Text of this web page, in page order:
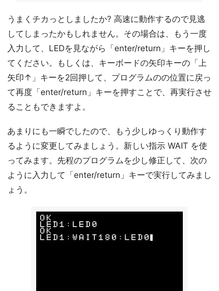
うまくチカっとしましたか? 高速に動作するので見逃
してしまったかもしれません。その場合は、もう一度
入力して、LEDを見ながら「enter/return」キーを押し
てください。もしくは、キーボードの矢印キーの「上
矢印↑」キーを2回押して、プログラムのの位置に戻っ
て再度「enter/return」キーを押すことで、再実行させ
ることもできますよ。
あまりにも一瞬でしたので、もう少しゆっくり動作す
るように変更してみましょう。新しい指示 WAIT を使
ってみます。先程のプログラムを少し修正して、次の
ように入力して「enter/return」キーで実行してみまし
ょう。